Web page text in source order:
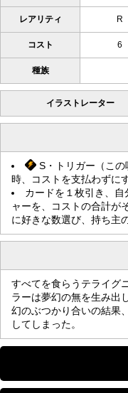
レアリティ R
コスト 6
種族
イラストレーター
S・トリガー（こ
時、コストを支払わずに
カードを１枚引き、
ャーを、コストの合計が
に好きな数選び、持ち主
すべてを食らうテライグ
ラーは夢幻の無を生み出
幻のぶつかり合いの結果
してしまった。